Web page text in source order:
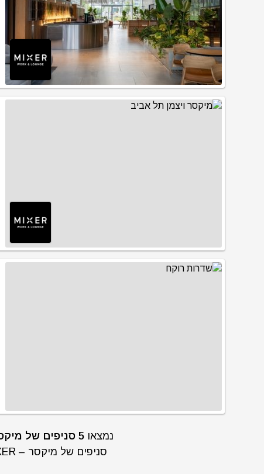
נמצאו 5 סניפים של מיקסר – MIXER מתאימים לפי החיפוש שלכם.